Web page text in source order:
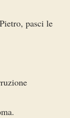
pasci le